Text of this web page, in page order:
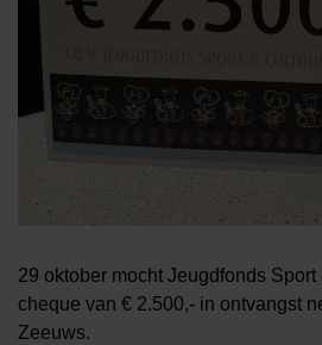
29 oktober mocht Jeugdfonds
cheque van € 2.500,- in ontvangst
Zeeuws.